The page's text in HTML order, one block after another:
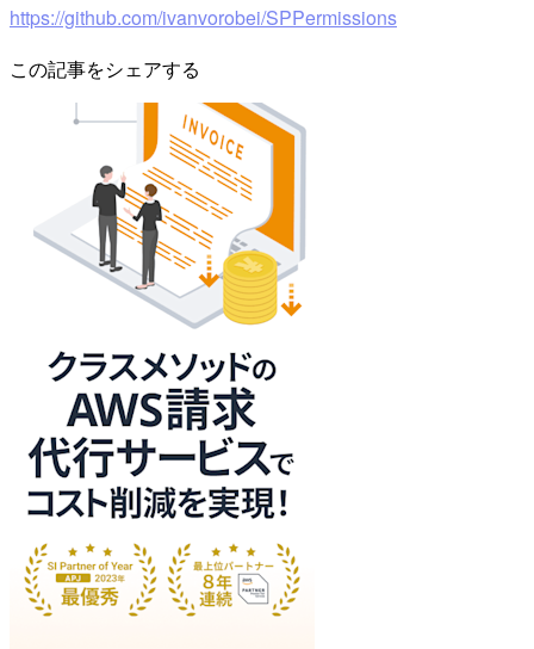
https://github.com/ivanvorobei/SPPermissions
この記事をシェアする